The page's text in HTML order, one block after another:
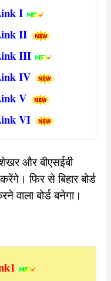
I
II
III
IV
V
VI
और बीएसईबी
फिर से बिहार बोर्ड
वाला बोर्ड बनेगा।
1